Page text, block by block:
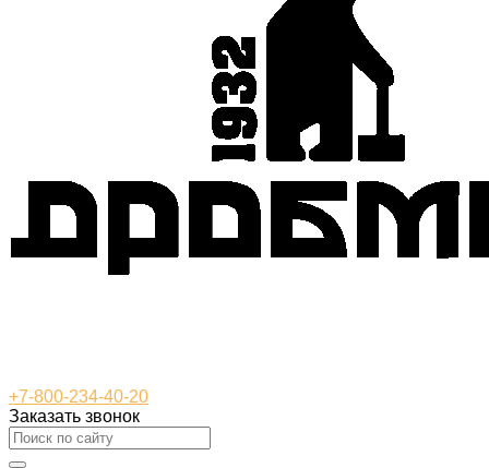
+7-800-234-40-20
Заказать звонок